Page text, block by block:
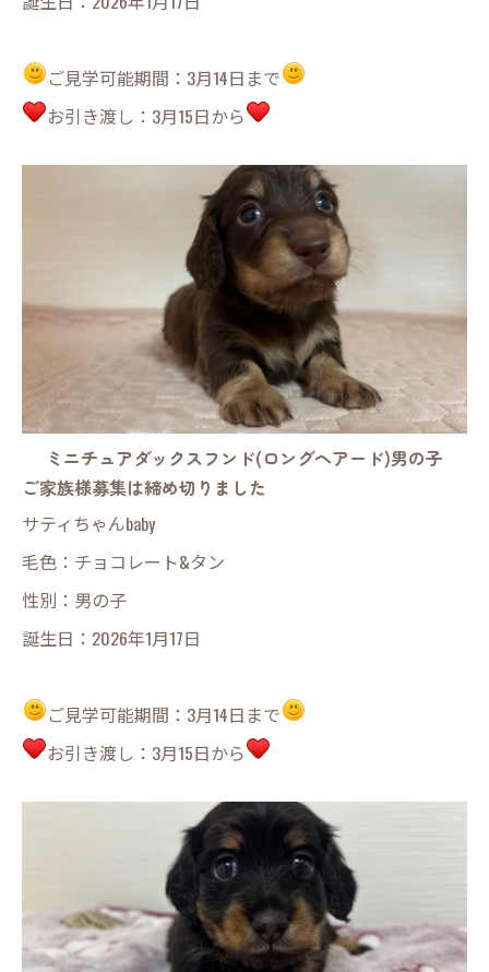
ご見学可能期間：3月14日まで
お引き渡し：3月15日から
ミニチュアダックスフンド(ロングヘアード)男の子
ご家族様募集は締め切りました
サティちゃんbaby
毛色：チョコレート&タン
性別：男の子
誕生日：2026年1月17日
ご見学可能期間：3月14日まで
お引き渡し：3月15日から